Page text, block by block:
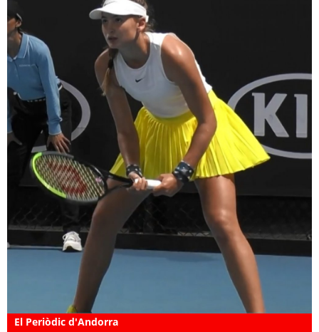
El Periòdic d'Andorra